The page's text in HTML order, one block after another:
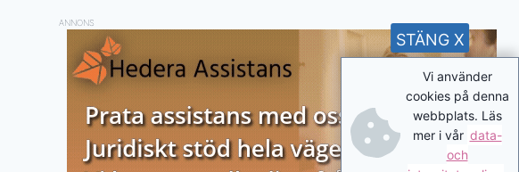
ANNONS
Vi använder
cookies på denna
webbplats. Läs
mer i vår data-
och
STÄNG X